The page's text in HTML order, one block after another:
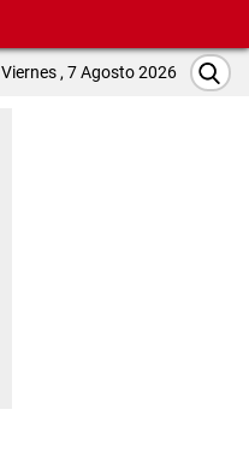
Viernes , 7 Agosto 2026